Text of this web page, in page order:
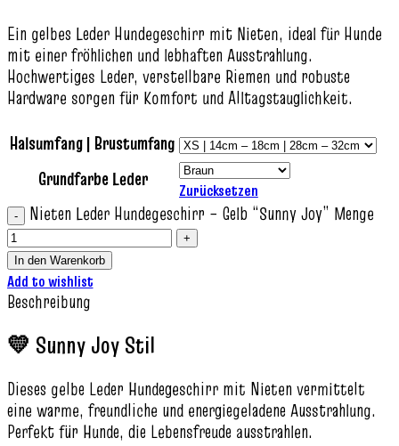
Ein gelbes Leder Hundegeschirr mit Nieten, ideal für Hunde
mit einer fröhlichen und lebhaften Ausstrahlung.
Hochwertiges Leder, verstellbare Riemen und robuste
Hardware sorgen für Komfort und Alltagstauglichkeit.
Halsumfang | Brustumfang
Grundfarbe Leder
Zurücksetzen
Nieten Leder Hundegeschirr – Gelb “Sunny Joy” Menge
In den Warenkorb
Add to wishlist
Beschreibung
💛 Sunny Joy Stil
Dieses gelbe Leder Hundegeschirr mit Nieten vermittelt
eine warme, freundliche und energiegeladene Ausstrahlung.
Perfekt für Hunde, die Lebensfreude ausstrahlen.